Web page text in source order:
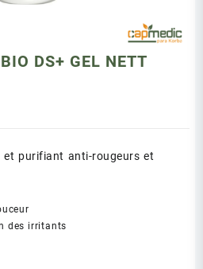
DS+ GEL NETT
purifiant anti-rougeurs et
des irritants